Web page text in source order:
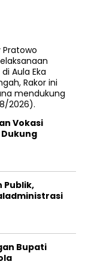
Vokasi
Publik,
Bupati